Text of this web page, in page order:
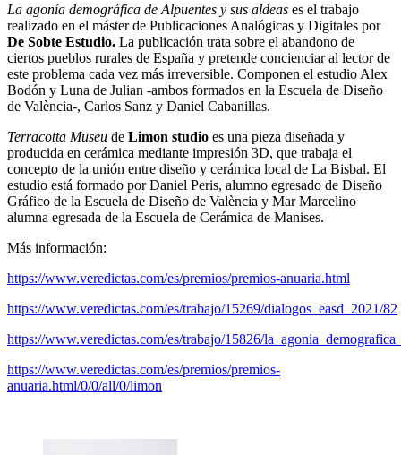
La agonía demográfica de Alpuentes y sus aldeas es el trabajo
realizado en el máster de Publicaciones Analógicas y Digitales por
De Sobte Estudio. La publicación trata sobre el abandono de
ciertos pueblos rurales de España y pretende concienciar al lector de
este problema cada vez más irreversible. Componen el estudio Alex
Bodón y Luna de Julian -ambos formados en la Escuela de Diseño
de València-, Carlos Sanz y Daniel Cabanillas.
Terracotta Museu de Limon studio es una pieza diseñada y
producida en cerámica mediante impresión 3D, que trabaja el
concepto de la unión entre diseño y cerámica local de La Bisbal. El
estudio está formado por Daniel Peris, alumno egresado de Diseño
Gráfico de la Escuela de Diseño de València y Mar Marcelino
alumna egresada de la Escuela de Cerámica de Manises.
Más información:
https://www.veredictas.com/es/premios/premios-anuaria.html
https://www.veredictas.com/es/trabajo/15269/dialogos_easd_2021/82
https://www.veredictas.com/es/trabajo/15826/
https://www.veredictas.com/es/premios/premios-
anuaria.html/0/0/all/0/limon